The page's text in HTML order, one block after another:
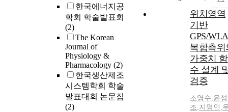
한국에너지공
학회 학술발표회
(2)
The Korean
Journal of
Physiology &
Pharmacology (2)
한국생산제조
시스템학회 학술
발표대회 논문집
(2)
위치영역
기반
GPS/
복합측위
가중치 함
수 설계
검증
조영수,윤성
조,지명인 ,